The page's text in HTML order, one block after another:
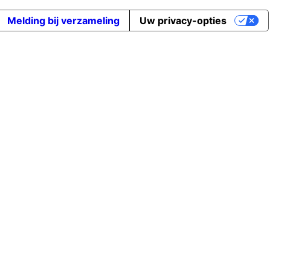
Melding bij verzameling Uw privacy-opties